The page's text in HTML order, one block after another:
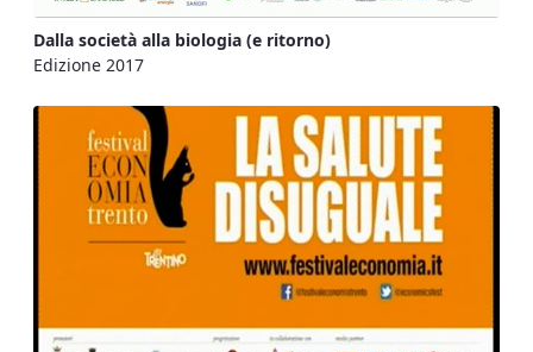
Dalla società alla biologia (e ritorno)
Edizione 2017